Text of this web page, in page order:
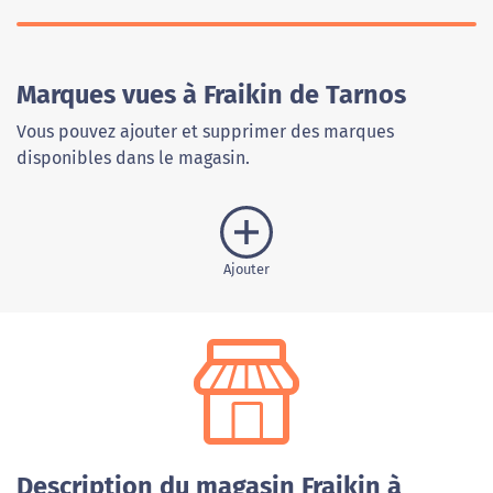
Marques vues à Fraikin de Tarnos
Vous pouvez ajouter et supprimer des marques
disponibles dans le magasin.
Ajouter
Description du magasin Fraikin à